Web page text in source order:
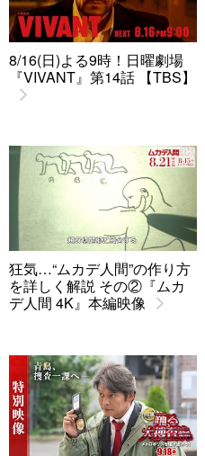
8/16(日)よる9時！日曜劇場
『VIVANT』第14話 【TBS】
狂気…“ムカデ人間”の作り方
を詳しく解説 その②『ムカ
デ人間 4K』本編映像